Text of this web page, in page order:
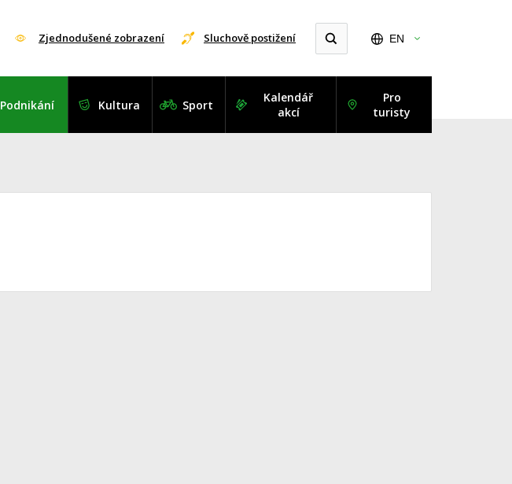
Zjednodušené zobrazení Sluchově postižení EN
Podnikání Kultura Sport
Kalendář
akcí
Pro
turisty